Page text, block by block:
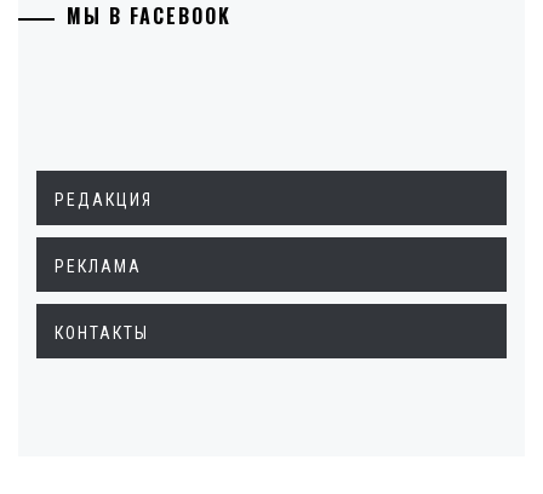
МЫ В FACEBOOK
РЕДАКЦИЯ
РЕКЛАМА
КОНТАКТЫ